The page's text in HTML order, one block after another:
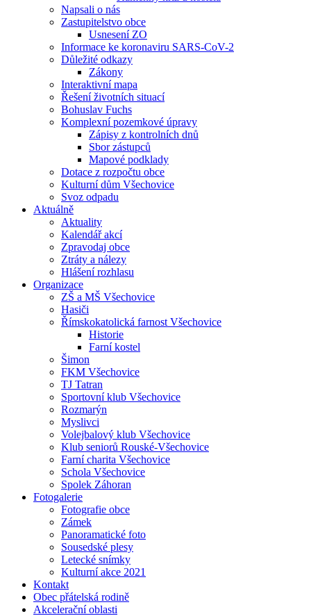
Napsali o nás
Zastupitelstvo obce
Usnesení ZO
Informace ke koronaviru SARS-CoV-2
Důležité odkazy
Zákony
Interaktivní mapa
Řešení životních situací
Bohuslav Fuchs
Komplexní pozemkové úpravy
Zápisy z kontrolních dnů
Sbor zástupců
Mapové podklady
Dotace z rozpočtu obce
Kulturní dům Všechovice
Svoz odpadu
Aktuálně
Aktuality
Kalendář akcí
Zpravodaj obce
Ztráty a nálezy
Hlášení rozhlasu
Organizace
ZŠ a MŠ Všechovice
Hasiči
Římskokatolická farnost Všechovice
Historie
Farní kostel
Šimon
FKM Všechovice
TJ Tatran
Sportovní klub Všechovice
Rozmarýn
Myslivci
Volejbalový klub Všechovice
Klub seniorů Rouské-Všechovice
Farní charita Všechovice
Schola Všechovice
Spolek Záhoran
Fotogalerie
Fotografie obce
Zámek
Panoramatické foto
Sousedské plesy
Letecké snímky
Kulturní akce 2021
Kontakt
Obec přátelská rodině
Akcelerační oblasti